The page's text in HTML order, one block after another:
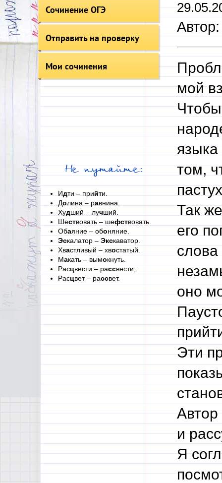
Сочинение ОГЭ
Отправить на проверку
Мои сочинения
Не путайте:
Идти – прийти.
Долина – равнина.
Худший – лучший.
Шествовать – шефствовать.
Обаяние – обоняние.
Эскалатор – Экскаватор.
Хвастливый – хвостатый.
Макать – вымокнуть.
Расцвести – рассвести,
Расцвет – рассвет.
мой
том,
Так
его
слова
оно
Эти
Автор
и
Я